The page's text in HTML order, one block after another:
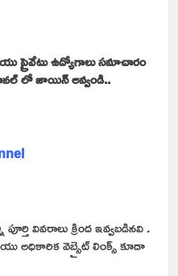
ప్రైవేటు ఉద్యోగాలు సమాచారం
లో జాయిన్ అవ్వండి..
వివరాలు క్రింద ఇవ్వబడినవి .
అధికారిక వెబ్సైట్ లింక్స్ కూడా